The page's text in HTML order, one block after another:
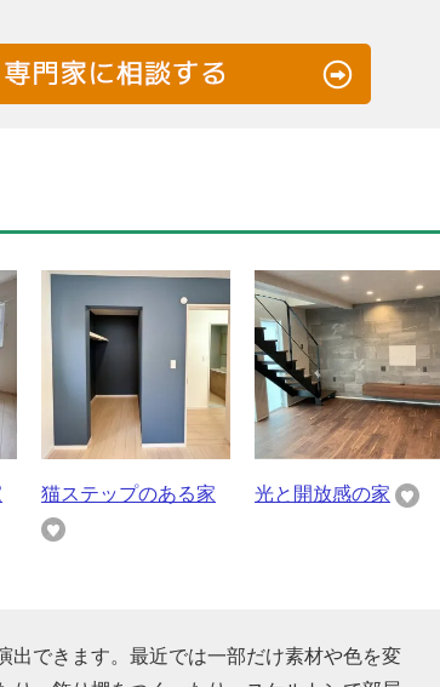
猫ステップのある家 光と開放感の家
出できます。最近では一部だけ素材や色を変